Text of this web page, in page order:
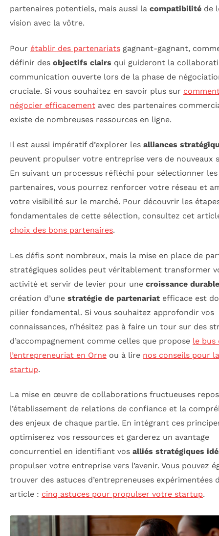
partenaires potentiels, mais aussi la compatibilité de
vision avec la vôtre.
Pour établir des partenariats gagnant-gagnant,
définir des objectifs clairs qui guideront la
communication ouverte lors de la phase de
cruciale. Si vous souhaitez en savoir plus sur
négocier efficacement avec des partenaires
existe de nombreuses ressources en ligne.
Il est aussi impératif d’explorer les alliances
peuvent propulser votre entreprise vers de nouveaux
En suivant un processus réfléchi pour sélectionner
partenaires, vous pourrez renforcer votre réseau et
votre visibilité sur le marché. Pour découvrir les
fondamentales de cette sélection, consultez cet
choix des bons partenaires.
Les défis sont nombreux, mais la mise en place de
stratégiques solides peut véritablement transformer
activité et servir de levier pour une croissance durable
création d’une stratégie de partenariat efficace est
pilier fondamental. Si vous souhaitez approfondir vos
connaissances, n’hésitez pas à faire un tour sur des
d’accompagnement comme celles que propose le bus
l’entrepreneuriat en Orne ou à lire nos conseils pour
startup.
La mise en œuvre de collaborations fructueuses
l’établissement de relations de confiance et la
des enjeux de chaque partie. En intégrant ces
optimiserez vos ressources et garderez un avantage
concurrentiel en identifiant vos alliés stratégiques
propulser votre entreprise vers l’avenir. Vous pouvez
trouver des astuces d’entrepreneuses expérimentées
article : cinq astuces pour propulser votre startup.